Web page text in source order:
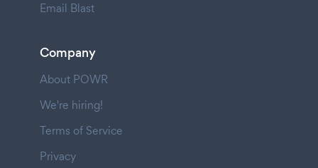
Email Blast
Company
About POWR
We're hiring!
Terms of Service
Privacy